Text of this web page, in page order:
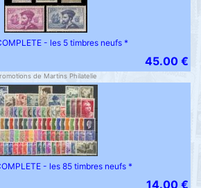
- les 5 timbres neufs *
45.00 €
de Martins Philatelie
- les 85 timbres neufs *
14.00 €